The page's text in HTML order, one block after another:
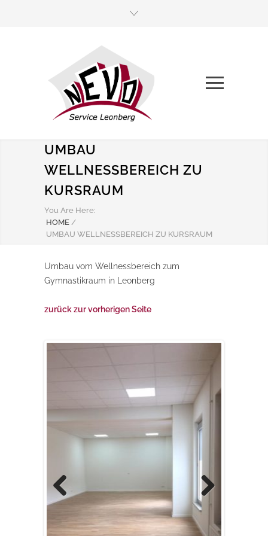
UMBAU
WELLNESSBEREICH ZU
KURSRAUM
You Are Here:
HOME /
UMBAU WELLNESSBEREICH ZU KURSRAUM
Umbau vom Wellnessbereich zum
Gymnastikraum in Leonberg
zurück zur vorherigen Seite
Previous Next